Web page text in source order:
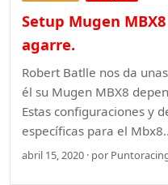
Setup Mugen
agarre.
Robert Batlle nos da
él su Mugen MBX8
Estas configuraciones y
específicas para el
abril 15, 2020 · por